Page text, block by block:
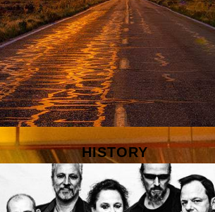
HISTORY